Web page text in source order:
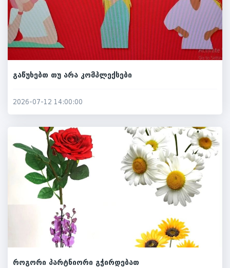
გაწუხებთ თუ არა კომპლექსები
2026-07-12 14:00:00
როგორი პარტნიორი გჭირდებათ